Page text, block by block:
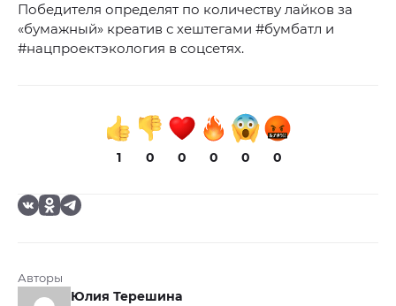
Победителя определят по количеству лайков за
«бумажный» креатив с хештегами #бумбатл и
#нацпроектэкология в соцсетях.
1 0 0 0 0 0
Авторы
Юлия Терешина